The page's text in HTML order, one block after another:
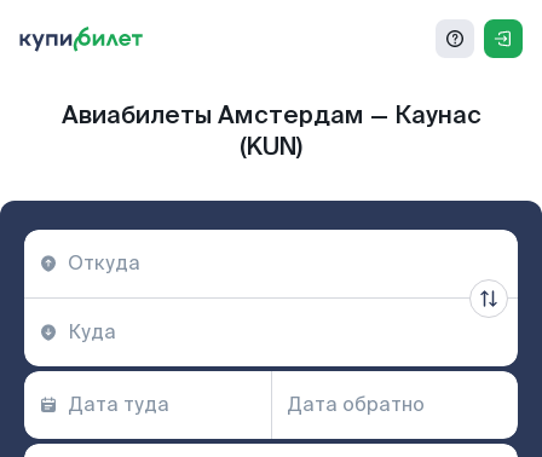
Авиабилеты Амстердам — Каунас
(KUN)